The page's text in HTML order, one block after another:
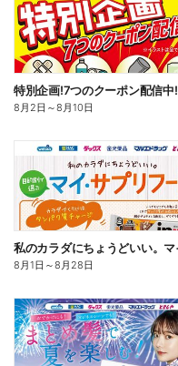
特別企画!7つのクーポン配信中!
8月2日 ～8月10日
8月1日 ～8月28日